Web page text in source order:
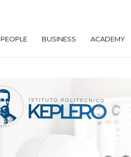
PEOPLE BUSINESS ACADEMY